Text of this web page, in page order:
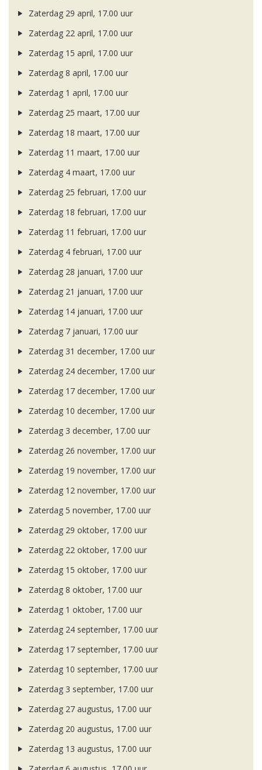
Zaterdag 29 april, 17.00 uur
Zaterdag 22 april, 17.00 uur
Zaterdag 15 april, 17.00 uur
Zaterdag 8 april, 17.00 uur
Zaterdag 1 april, 17.00 uur
Zaterdag 25 maart, 17.00 uur
Zaterdag 18 maart, 17.00 uur
Zaterdag 11 maart, 17.00 uur
Zaterdag 4 maart, 17.00 uur
Zaterdag 25 februari, 17.00 uur
Zaterdag 18 februari, 17.00 uur
Zaterdag 11 februari, 17.00 uur
Zaterdag 4 februari, 17.00 uur
Zaterdag 28 januari, 17.00 uur
Zaterdag 21 januari, 17.00 uur
Zaterdag 14 januari, 17.00 uur
Zaterdag 7 januari, 17.00 uur
Zaterdag 31 december, 17.00 uur
Zaterdag 24 december, 17.00 uur
Zaterdag 17 december, 17.00 uur
Zaterdag 10 december, 17.00 uur
Zaterdag 3 december, 17.00 uur
Zaterdag 26 november, 17.00 uur
Zaterdag 19 november, 17.00 uur
Zaterdag 12 november, 17.00 uur
Zaterdag 5 november, 17.00 uur
Zaterdag 29 oktober, 17.00 uur
Zaterdag 22 oktober, 17.00 uur
Zaterdag 15 oktober, 17.00 uur
Zaterdag 8 oktober, 17.00 uur
Zaterdag 1 oktober, 17.00 uur
Zaterdag 24 september, 17.00 uur
Zaterdag 17 september, 17.00 uur
Zaterdag 10 september, 17.00 uur
Zaterdag 3 september, 17.00 uur
Zaterdag 27 augustus, 17.00 uur
Zaterdag 20 augustus, 17.00 uur
Zaterdag 13 augustus, 17.00 uur